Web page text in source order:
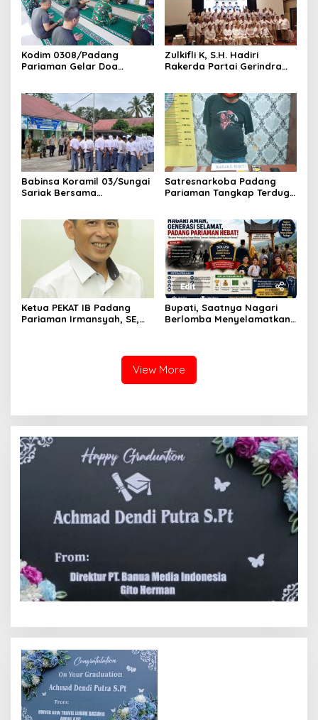
Kodim 0308/Padang
Pariaman Gelar Doa
Bonjol
‎Zulkifli K, S.H. Hadiri
Rakerda Partai Gerindra
Fraksi DPRD Padang
Pariaman
Babinsa Koramil 03/Sungai
Sariak Bersama
Seleksi Calon Anggota
Paskibra Tingkat
Kecamatan VII Koto
Patamuan
Satresnarkoba Padang
Pariaman Tangkap Terduga
Ketua PEKAT IB Padang
Pariaman Irmansyah, SE,
Bupati, Saatnya Nagari
Berlomba Menyelamatkan
View More